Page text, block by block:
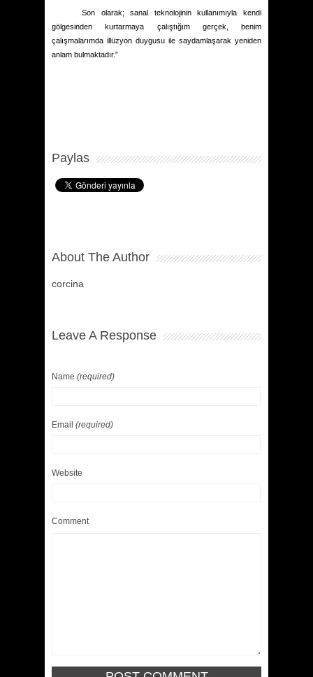
Son olarak; sanal teknolojinin kullanımıyla kendi
gölgesinden kurtarmaya çalıştığım gerçek, benim
çalışmalarımda illüzyon duygusu ile saydamlaşarak yeniden
anlam bulmaktadır.”
Paylas
About The Author
corcina
Leave A Response
Name (required)
Email (required)
Website
Comment